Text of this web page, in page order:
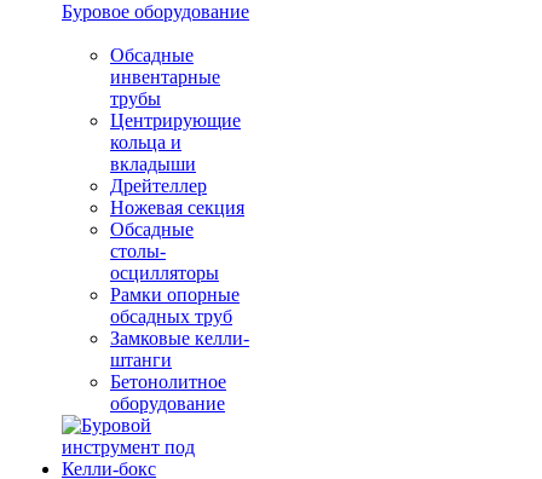
Буровое оборудование
Обсадные
инвентарные
трубы
Центрирующие
кольца и
вкладыши
Дрейтеллер
Ножевая секция
Обсадные
столы-
осцилляторы
Рамки опорные
обсадных труб
Замковые келли-
штанги
Бетонолитное
оборудование